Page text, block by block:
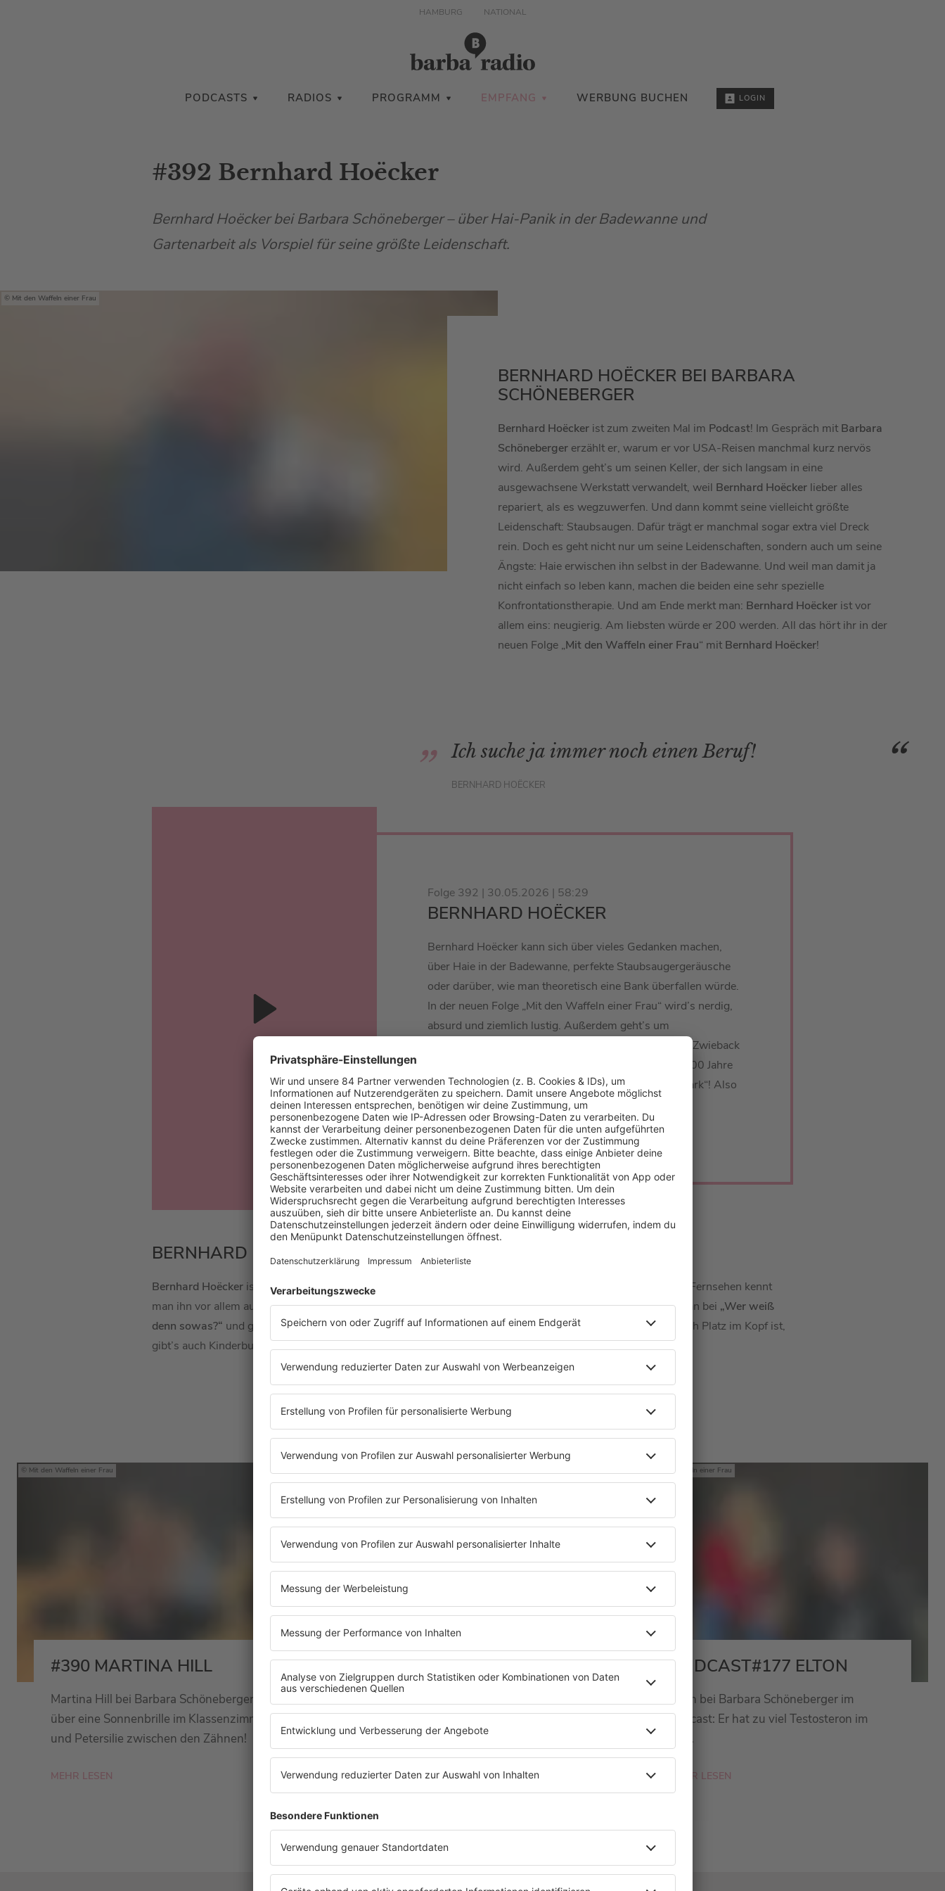
HAMBURG NATIONAL
PODCASTS RADIOS PROGRAMM EMPFANG WERBUNG BUCHEN LOGIN
#392 Bernhard Hoëcker
Bernhard Hoëcker bei Barbara Schöneberger – über Hai-Panik in der Badewanne und
Gartenarbeit als Vorspiel für seine größte Leidenschaft.
Mit den Waffeln einer Frau
BERNHARD HOËCKER BEI BARBARA
SCHÖNEBERGER
Bernhard Hoëcker ist zum zweiten Mal im Podcast! Im Gespräch mit Barbara
Schöneberger erzählt er, warum er vor USA-Reisen manchmal kurz nervös
wird. Außerdem geht’s um seinen Keller, der sich langsam in eine
ausgewachsene Werkstatt verwandelt, weil Bernhard Hoëcker lieber alles
repariert, als es wegzuwerfen. Und dann kommt seine vielleicht größte
Leidenschaft: Staubsaugen. Dafür trägt er manchmal sogar extra viel Dreck
rein. Doch es geht nicht nur um seine Leidenschaften, sondern auch um seine
Ängste: Haie erwischen ihn selbst in der Badewanne. Und weil man damit ja
nicht einfach so leben kann, machen die beiden eine sehr spezielle
Konfrontationstherapie. Und am Ende merkt man: Bernhard Hoëcker ist vor
allem eins: neugierig. Am liebsten würde er 200 werden. All das hört ihr in der
neuen Folge „Mit den Waffeln einer Frau“ mit Bernhard Hoëcker!
Ich suche ja immer noch einen Beruf!
BERNHARD HOËCKER
Folge 392 | 30.05.2026 | 58:29
BERNHARD HOËCKER
Bernhard Hoëcker kann sich über vieles Gedanken machen,
über Haie in der Badewanne, perfekte Staubsaugergeräusche
oder darüber, wie man theoretisch eine Bank überfallen würde.
In der neuen Folge „Mit den Waffeln einer Frau“ wird’s nerdig,
absurd und ziemlich lustig. Außerdem geht’s um
schiefgelaufene USA-Einreisen, schreinern im Keller, Zwieback
zum Wegsaugen und warum Bernhard am liebsten 200 Jahre
alt werden würde. Dazu singt er auch noch „Baby Shark“! Also
mehr, geht ja wohl wirklich nicht.
BERNHARD HOËCKER BEI BARBARA SCHÖNEBERGER
Bernhard Hoëcker ist ein echter Allrounder. Als Comedian steht er mit Solo-Programmen auf der Bühne, im Fernsehen kennt
man ihn vor allem aus Formaten wie„Switch“und„Genial daneben“. Außerdem ist er seit Jahren Teamkapitän bei „Wer weiß
denn sowas?“ und gehört auch bei „Kaum zu glauben!“zum Rateteam. Und weil bei ihm offenbar immer noch Platz im Kopf ist,
gibt’s auch Kinderbuch-Nachschub:„Paul bekommt (k)ein Kätzchen“ist im März 2026 erschienen.
Hier gibt's noch mehr Comedians
Mit den Waffeln einer Frau
#390 MARTINA HILL
Martina Hill bei Barbara Schöneberger –
über eine Sonnenbrille im Klassenzimmer
und Petersilie zwischen den Zähnen!
MEHR LESEN
PODCAST#325 MAX
GIERMANN
Max Giermann bei Barbara Schöneberger
über Kleinstadtleben und die Arbeit nach
strikten Vorgaben.
MEHR LESEN
Mit den Waffeln einer Frau
PODCAST#177 ELTON
Elton bei Barbara Schöneberger im
Podcast: Er hat zu viel Testosteron im
Blut.
MEHR LESEN